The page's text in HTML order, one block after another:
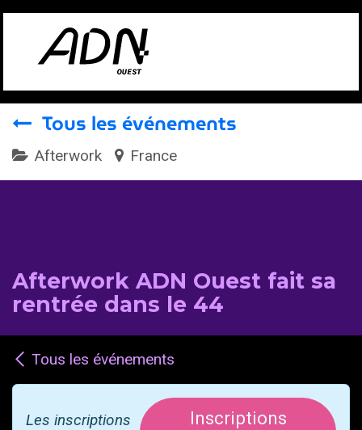
Se rendre au contenu
Tous les événements
Afterwork France
Afterwork ADN Ouest fait sa
rentrée dans le 44
Tous les événements
Les inscriptions
Inscriptions